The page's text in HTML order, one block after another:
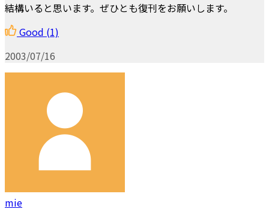
結構いると思います。ぜひとも復刊をお願いします。
Good (1)
2003/07/16
mie